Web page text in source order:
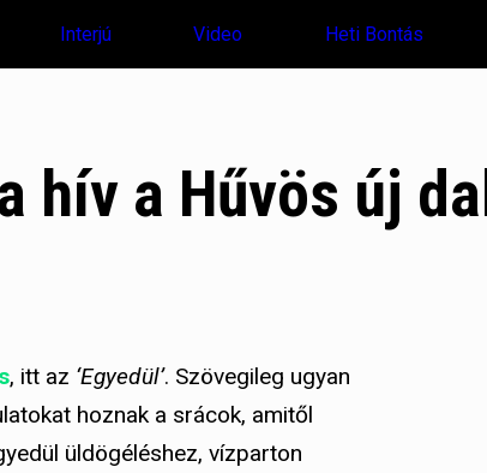
Interjú Video Heti Bontás
hív a Hűvös új
, itt az ‘Egyedül’. Szövegileg ugyan
hoznak a srácok, amitől
üldögéléshez, vízparton